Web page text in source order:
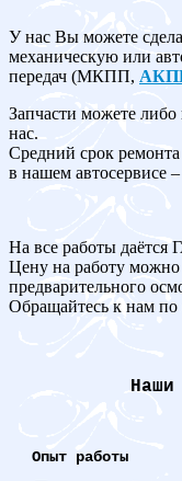
У нас Вы можете
механическую или
передач (МКПП,
Запчасти можете либо
нас.
Средний срок
в нашем
На все работы
Цену на работу можно
предварительного
Обращайтесь к нам по
Опыт работы